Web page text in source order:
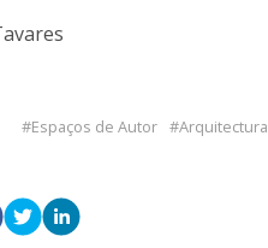
Espaços de Autor Arquitectura